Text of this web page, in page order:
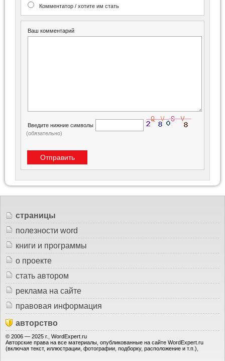
Комментатор / хотите им стать
Ваш комментарий
Введите нижние символы
(обязательно)
страницы
полезности word
книги и программы
о проекте
стать автором
реклама на сайте
правовая информация
авторство
© 2006 — 2025 г., WordExpert.ru
Авторские права на все материалы, опубликованные на сайте WordExpert.ru
(включая текст, иллюстрации, фотографии, подборку, расположение и т.п.),